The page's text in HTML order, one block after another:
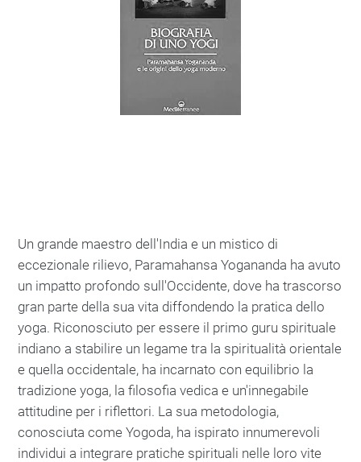
Un grande maestro dell'India e un mistico di
eccezionale rilievo, Paramahansa Yogananda ha avuto
un impatto profondo sull'Occidente, dove ha trascorso
gran parte della sua vita diffondendo la pratica dello
yoga. Riconosciuto per essere il primo guru spirituale
indiano a stabilire un legame tra la spiritualità orientale
e quella occidentale, ha incarnato con equilibrio la
tradizione yoga, la filosofia vedica e un'innegabile
attitudine per i riflettori. La sua metodologia,
conosciuta come Yogoda, ha ispirato innumerevoli
individui a integrare pratiche spirituali nelle loro vite